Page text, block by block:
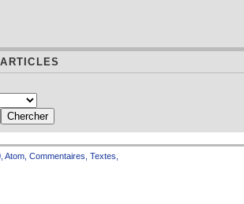
Atom Commentaires Textes